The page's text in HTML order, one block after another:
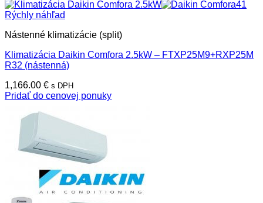
Rýchly náhľad
Nástenné klimatizácie (split)
Klimatizácia Daikin Comfora 2.5kW – FTXP25M9+RXP25M
R32 (nástenná)
1,166.00 € s DPH
Pridať do cenovej ponuky